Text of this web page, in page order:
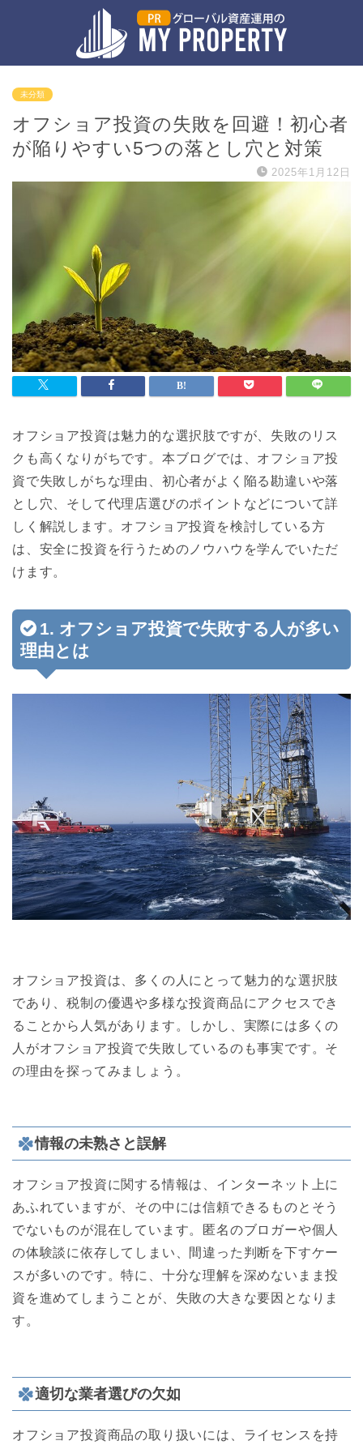
未分類
オフショア投資の失敗を回避！初心者
が陥りやすい5つの落とし穴と対策
2025年1月12日
オフショア投資は魅力的な選択肢ですが、失敗のリス
クも高くなりがちです。本ブログでは、オフショア投
資で失敗しがちな理由、初心者がよく陥る勘違いや落
とし穴、そして代理店選びのポイントなどについて詳
しく解説します。オフショア投資を検討している方
は、安全に投資を行うためのノウハウを学んでいただ
けます。
1. オフショア投資で失敗する人が多い
理由とは
オフショア投資は、多くの人にとって魅力的な選択肢
であり、税制の優遇や多様な投資商品にアクセスでき
ることから人気があります。しかし、実際には多くの
人がオフショア投資で失敗しているのも事実です。そ
の理由を探ってみましょう。
情報の未熟さと誤解
オフショア投資に関する情報は、インターネット上に
あふれていますが、その中には信頼できるものとそう
でないものが混在しています。匿名のブロガーや個人
の体験談に依存してしまい、間違った判断を下すケー
スが多いのです。特に、十分な理解を深めないまま投
資を進めてしまうことが、失敗の大きな要因となりま
す。
適切な業者選びの欠如
オフショア投資商品の取り扱いには、ライセンスを持